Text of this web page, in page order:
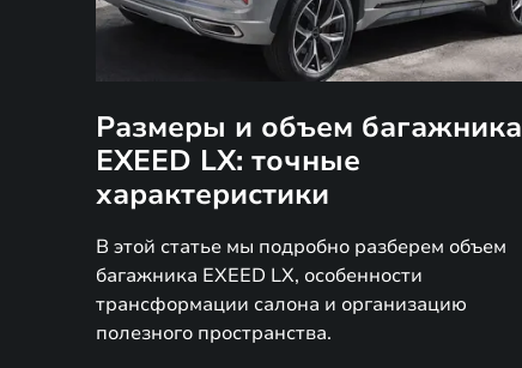
Размеры и объем багажника
EXEED LX: точные
характеристики
В этой статье мы подробно разберем объем
багажника EXEED LX, особенности
трансформации салона и организацию
полезного пространства.